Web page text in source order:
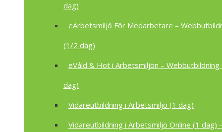
dag)
eArbetsmiljö För Medarbetare –
(1/2 dag)
eVåld & Hot i Arbetsmiljön – Webbutbildning
dag)
Vidareutbildning i Arbetsmiljö (1 dag)
Vidareutbildning i Arbetsmiljö Online (1 dag)